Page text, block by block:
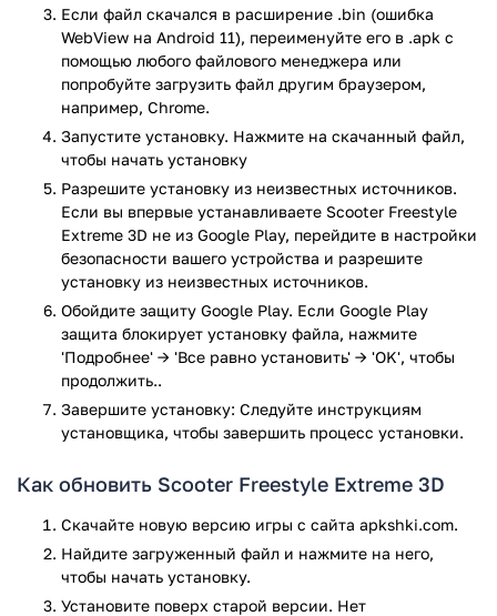
самокатом, улучшать все детали, цвет и внешний вид.
Также доступна смена игрока, улучшение одежды, покупка
новых атрибутов и улучшений.
Игра Scooter Freestyle Extreme 3D абсолютно бесплатная,
доступное большое количество уровней. Для того чтобы
повысить высоту прыжка, скорость езды, маневренность
улучшать навыки своего героя.
Играть можно в режиме аркада, фриран и Scoot, доступны
всевозможные трюки, скорость и 3д формат. Scooter
Freestyle Extreme 3D понравиться всем любителям
быстрой езды, трюков и приключений.
Игра Scooter Freestyle Extreme 3D прошла проверку
антивирусом VirusTotal. В результате проверки по всем
последним сигнатурам заражения файлов не выявлено.
Если файл скачался в расширение .bin (ошибка
WebView на Android 11), переименуйте его в .apk с
помощью любого файлового менеджера или
попробуйте загрузить файл другим браузером,
например, Chrome.
Запустите установку. Нажмите на скачанный файл,
чтобы начать установку
Разрешите установку из неизвестных источников.
Если вы впервые устанавливаете Scooter Freestyle
Extreme 3D не из Google Play, перейдите в настройки
безопасности вашего устройства и разрешите
установку из неизвестных источников.
Обойдите защиту Google Play. Если Google Play
защита блокирует установку файла, нажмите
'Подробнее' → 'Все равно установить' → 'OK', чтобы
продолжить..
Завершите установку: Следуйте инструкциям
установщика, чтобы завершить процесс установки.
Как обновить Scooter Freestyle Extreme 3D
Скачайте новую версию игры с сайта apkshki.com.
Найдите загруженный файл и нажмите на него,
чтобы начать установку.
Установите поверх старой версии. Нет